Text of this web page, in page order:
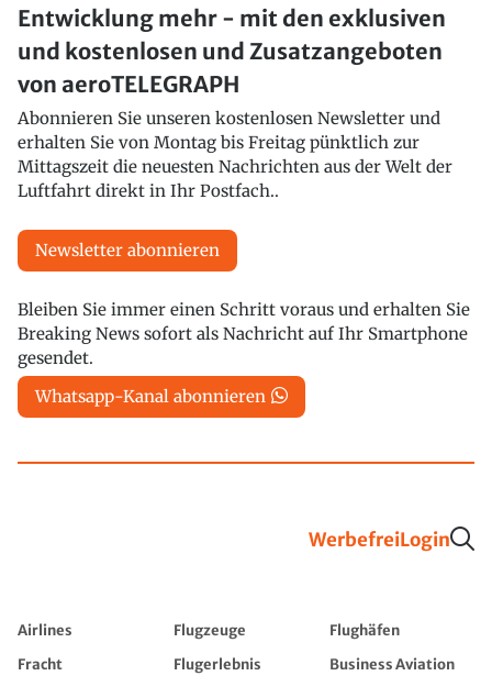
Entwicklung mehr - mit den exklusiven
und kostenlosen und Zusatzangeboten
von aeroTELEGRAPH
Abonnieren Sie unseren kostenlosen Newsletter und
erhalten Sie von Montag bis Freitag pünktlich zur
Mittagszeit die neuesten Nachrichten aus der Welt der
Luftfahrt direkt in Ihr Postfach..
Newsletter abonnieren
Bleiben Sie immer einen Schritt voraus und erhalten Sie
Breaking News sofort als Nachricht auf Ihr Smartphone
gesendet.
Whatsapp-Kanal abonnieren
WerbefreiLogin
Airlines Flugzeuge
Flughäfen
Fracht
Flugerlebnis
Business Aviation